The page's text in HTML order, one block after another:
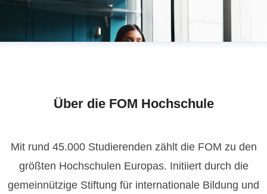
Über die FOM Hochschule
Mit rund 45.000 Studierenden zählt die FOM zu den
größten Hochschulen Europas. Initiiert durch die
gemeinnützige Stiftung für internationale Bildung und